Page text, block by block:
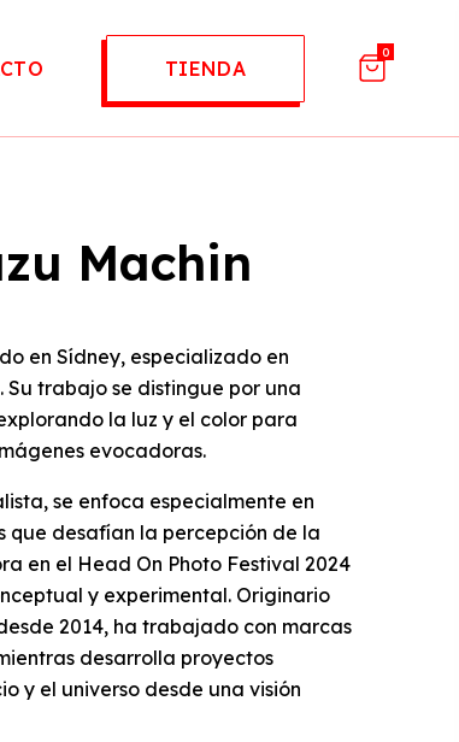
TIENDA
0
Machin
en Sídney, especializado en
trabajo se distingue por una
la luz y el color para
evocadoras.
se enfoca especialmente en
que desafían la percepción de la
en el Head On Photo Festival 2024
y experimental. Originario
2014, ha trabajado con marcas
desarrolla proyectos
y el universo desde una visión